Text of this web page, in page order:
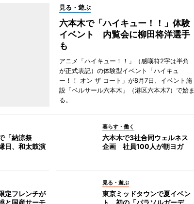
見る・遊ぶ
六本木で「ハイキュー！！」体験
イベント 内覧会に柳田将洋選手
も
アニメ「ハイキュー！！」（感嘆符2字は半角
が正式表記）の体験型イベント「ハイキュ
ー！！ オン ザ コート」が8月7日、イベント施
設「ベルサール六本木」（港区六本木7）で始ま
る。
「納涼祭
日、和太鼓演
暮らす・働く
六本木で3社合同ウェルネス
企画 社員100人が朝ヨガ
定フレンチが
見る・遊ぶ
東京ミッドタウンで夏イベン